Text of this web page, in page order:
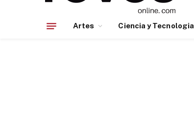
Artes Ciencia y Tecnologia